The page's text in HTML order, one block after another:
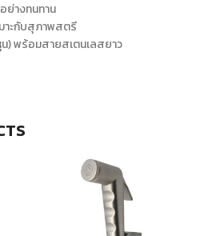
ย่างทนทาน
าะกับสุภาพสตรี
น) พร้อมสายสเตนเลสยาว